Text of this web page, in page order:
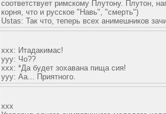
соответствует римскому Плутону. Плутон,
корня, что и русское "Навь", "смерть")
Ustas: Так что, теперь всех анимешников
ххх: Итадакимас!
ууу: Чо??
ххх: *Да будет зохавана пища сия!
ууу: Аа... Приятного.
xxx